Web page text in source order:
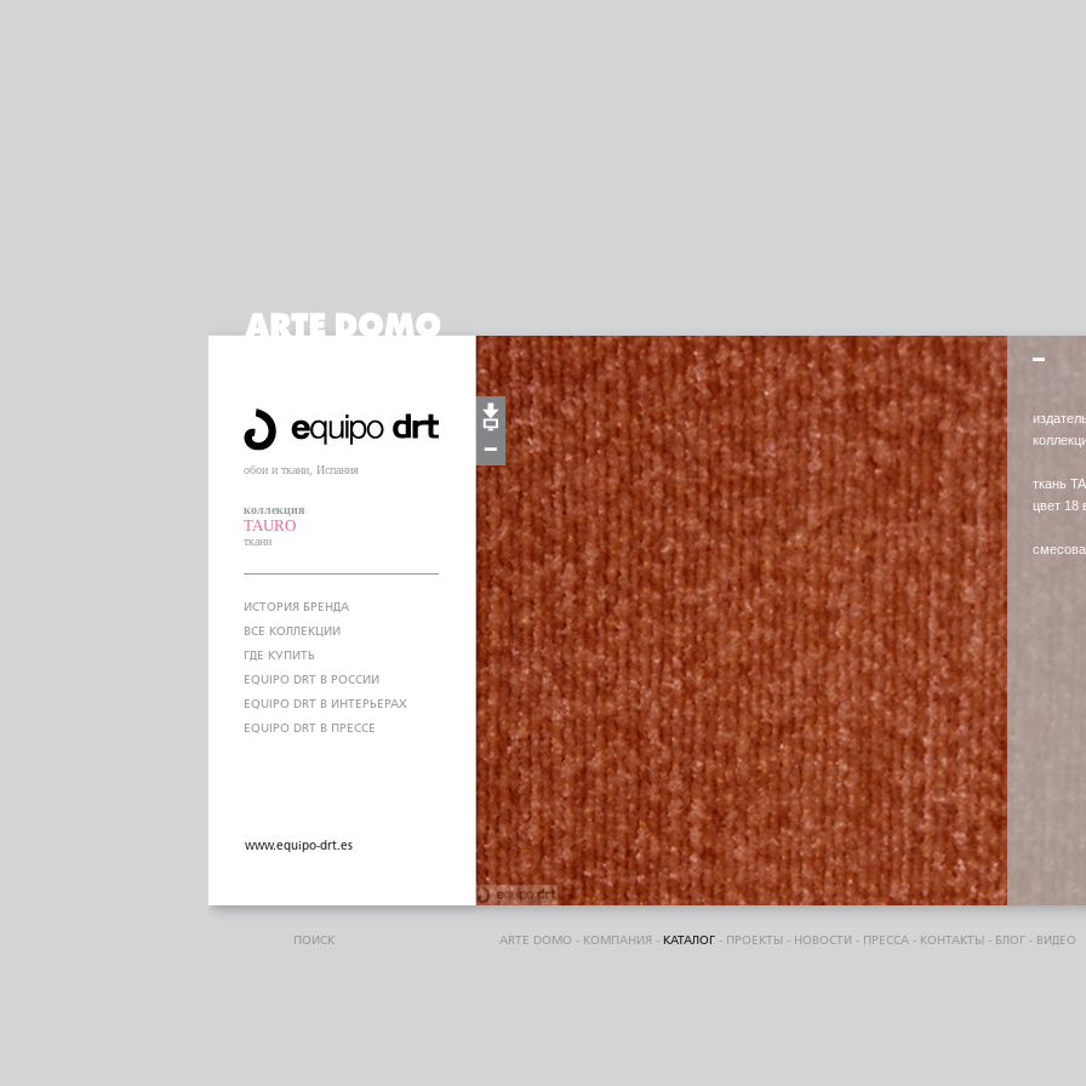
обои и ткани, Испания
коллекция
TAURO
ткани
ИСТОРИЯ БРЕНДА
ВСЕ КОЛЛЕКЦИИ
ГДЕ КУПИТЬ
EQUIPO DRT В РОССИИ
EQUIPO DRT В ИНТЕРЬЕРАХ
EQUIPO DRT В ПРЕССЕ
www.equipo-drt.es
ПОИСК
ткань
цвет 18
ARTE DOMO - КОМПАНИЯ - КАТАЛОГ - ПРОЕКТЫ - НОВОСТИ - ПРЕССА - КОНТАКТЫ - БЛОГ - ВИДЕО